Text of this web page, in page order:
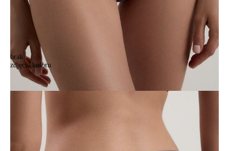
brak
zdjęcia koloru
Majtki CONTE ELEGANT EDEN TP3106, r.102/L, ametyst
Majtki CONTE ELEGANT EDEN TP3106, r.102/L, ametyst
90,90 zł
Tabela rozmiarów